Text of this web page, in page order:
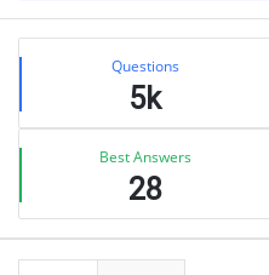
Sidebar
Stats Questions
5k
Best Answers
28